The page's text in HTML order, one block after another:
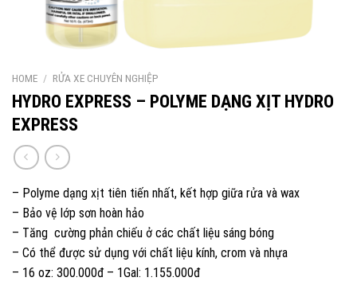
HOME / RỬA XE CHUYÊN NGHIỆP
HYDRO EXPRESS – POLYME DẠNG XỊT HYDRO
EXPRESS
– Polyme dạng xịt tiên tiến nhất, kết hợp giữa rửa và wax
– Bảo vệ lớp sơn hoàn hảo
– Tăng cường phản chiếu ở các chất liệu sáng bóng
– Có thể được sử dụng với chất liệu kính, crom và nhựa
– 16 oz: 300.000đ – 1Gal: 1.155.000đ